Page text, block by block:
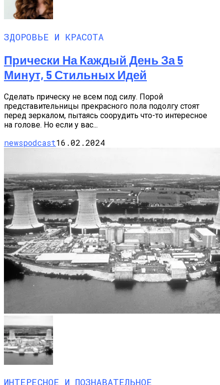
ЗДОРОВЬЕ И КРАСОТА
Прически На Каждый День За 5
Минут, 5 Стильных Идей
Сделать прическу не всем под силу. Порой
представительницы прекрасного пола подолгу стоят
перед зеркалом, пытаясь соорудить что-то интересное
на голове. Но если у вас...
newspodcast16.02.2024
ИНТЕРЕСНОЕ И ПОЗНАВАТЕЛЬНОЕ